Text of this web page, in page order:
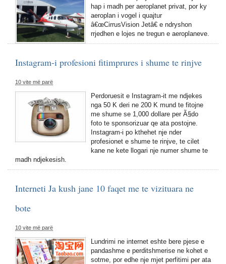
hap i madh per aeroplanet privat, por ky
aeroplan i vogel i quajtur
â€œCirrusVision Jetâ€ e ndryshon
rrjedhen e lojes ne tregun e aeroplaneve.
Instagram-i profesioni fitimprures i shume te rinjve
10 vite më parë
Perdoruesit e Instagram-it me ndjekes
nga 50 K deri ne 200 K mund te fitojne
me shume se 1,000 dollare per Ã§do
foto te sponsorizuar qe ata postojne.
Instagram-i po kthehet nje nder
profesionet e shume te rinjve, te cilet
kane ne kete llogari nje numer shume te
madh ndjekesish.
Interneti Ja kush jane 10 faqet me te vizituara ne
bote
10 vite më parë
Lundrimi ne internet eshte bere pjese e
pandashme e perditshmerise ne kohet e
sotme, por edhe nje mjet perfitimi per ata